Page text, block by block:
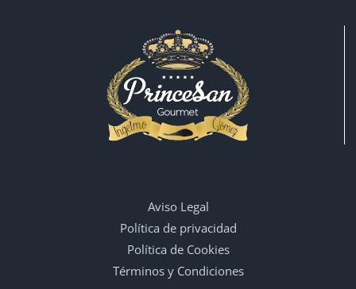
Aviso Legal
Política de privacidad
Política de Cookies
Términos y Condiciones